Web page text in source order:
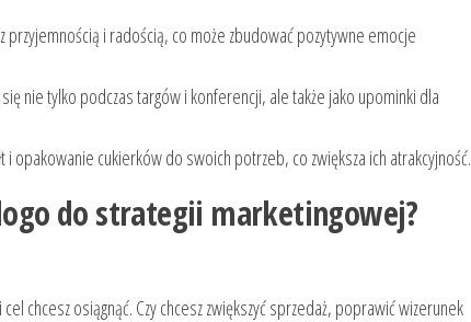
przyjemnością i radością, co może zbudować pozytywne emocje
nie tylko podczas targów i konferencji, ale także jako upominki dla
i opakowanie cukierków do swoich potrzeb, co zwiększa ich atrakcyjność.
do strategii marketingowej?
chcesz osiągnąć. Czy chcesz zwiększyć sprzedaż, poprawić wizerunek